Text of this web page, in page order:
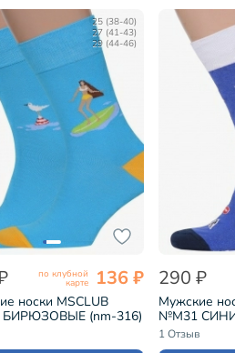
25 (38-40)
27 (41-43)
29 (44-46)
по клубной
карте 136 ₽
носки MSCLUB
(nm-316)
290 ₽
Мужские
№М31
1 Отзыв